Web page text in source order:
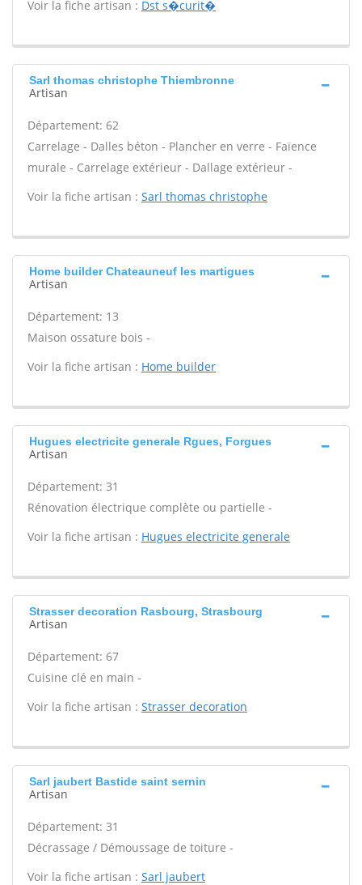
Voir la fiche artisan : Dst s�curit�
Sarl thomas christophe Thiembronne
Artisan
Département: 62
Carrelage - Dalles béton - Plancher en verre - Faïence
murale - Carrelage extérieur - Dallage extérieur -
Voir la fiche artisan : Sarl thomas christophe
Home builder Chateauneuf les martigues
Artisan
Département: 13
Maison ossature bois -
Voir la fiche artisan : Home builder
Hugues electricite generale Rgues, Forgues
Artisan
Département: 31
Rénovation électrique complète ou partielle -
Voir la fiche artisan : Hugues electricite generale
Strasser decoration Rasbourg, Strasbourg
Artisan
Département: 67
Cuisine clé en main -
Voir la fiche artisan : Strasser decoration
Sarl jaubert Bastide saint sernin
Artisan
Département: 31
Décrassage / Démoussage de toiture -
Voir la fiche artisan : Sarl jaubert